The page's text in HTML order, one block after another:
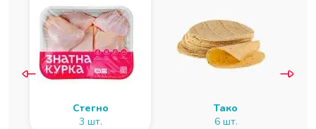
Стегно
3 шт.
Тако
6 шт.